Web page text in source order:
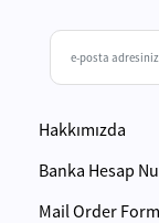
Hakkımızda
Banka Hesap
Mail Order